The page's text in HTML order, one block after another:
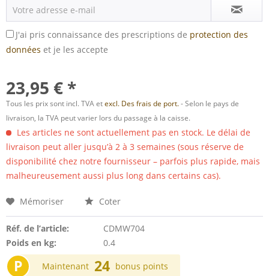
J'ai pris connaissance des prescriptions de protection des
données et je les accepte
23,95 € *
Tous les prix sont incl. TVA etexcl. Des frais de port.- Selon le pays de
livraison, la TVA peut varier lors du passage à la caisse.
Les articles ne sont actuellement pas en stock. Le délai de
livraison peut aller jusqu’à 2 à 3 semaines (sous réserve de
disponibilité chez notre fournisseur – parfois plus rapide, mais
malheureusement aussi plus long dans certains cas).
Mémoriser Coter
Réf. de l’article:
CDMW704
Poids en kg:
0.4
P Maintenant 24 bonus points